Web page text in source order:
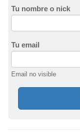
Tu nombre o nick
Tu email
Email no visible